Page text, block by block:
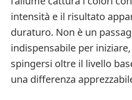
intensità e il risultato
duraturo. Non è un
indispensabile per
spingersi oltre il livello
una differenza